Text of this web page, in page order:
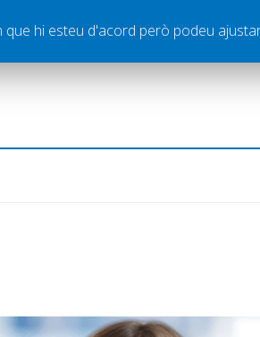
Contacte
hi esteu d'acord però podeu